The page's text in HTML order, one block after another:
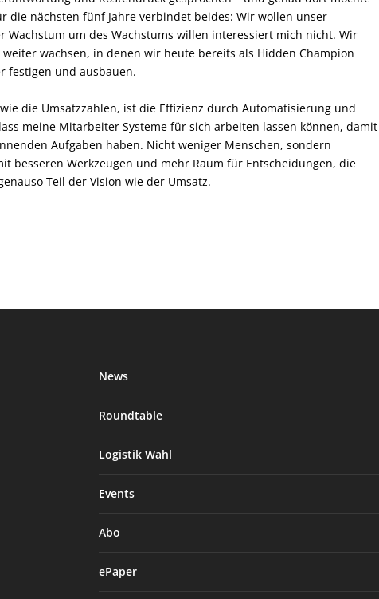
die nächsten fünf Jahre verbindet beides: Wir wollen unser
Wachstum um des Wachstums willen interessiert mich nicht. Wir
wachsen, in denen wir heute bereits als Hidden Champion
festigen und ausbauen.
die Umsatzzahlen, ist die Effizienz durch Automatisierung und
meine Mitarbeiter Systeme für sich arbeiten lassen können, damit
Aufgaben haben. Nicht weniger Menschen, sondern
besseren Werkzeugen und mehr Raum für Entscheidungen, die
Teil der Vision wie der Umsatz.
News
Roundtable
Logistik Wahl
Events
Abo
ePaper